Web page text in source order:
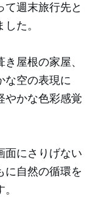
て週末旅行先と
た。
屋根の家屋、
な空の表現に
やかな色彩感覚
面にさりげない
に自然の循環を